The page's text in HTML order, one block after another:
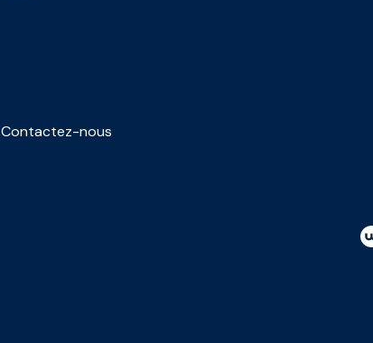
Contactez-nous